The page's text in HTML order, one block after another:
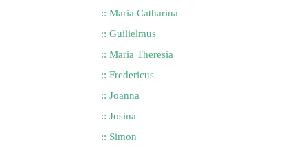
:: Maria Catharina
:: Guilielmus
:: Maria Theresia
:: Fredericus
:: Joanna
:: Josina
:: Simon